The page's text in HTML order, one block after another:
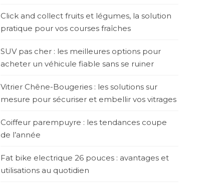
Click and collect fruits et légumes, la solution
pratique pour vos courses fraîches
SUV pas cher : les meilleures options pour
acheter un véhicule fiable sans se ruiner
Vitrier Chêne-Bougeries : les solutions sur
mesure pour sécuriser et embellir vos vitrages
Coiffeur parempuyre : les tendances coupe
de l’année
Fat bike electrique 26 pouces : avantages et
utilisations au quotidien